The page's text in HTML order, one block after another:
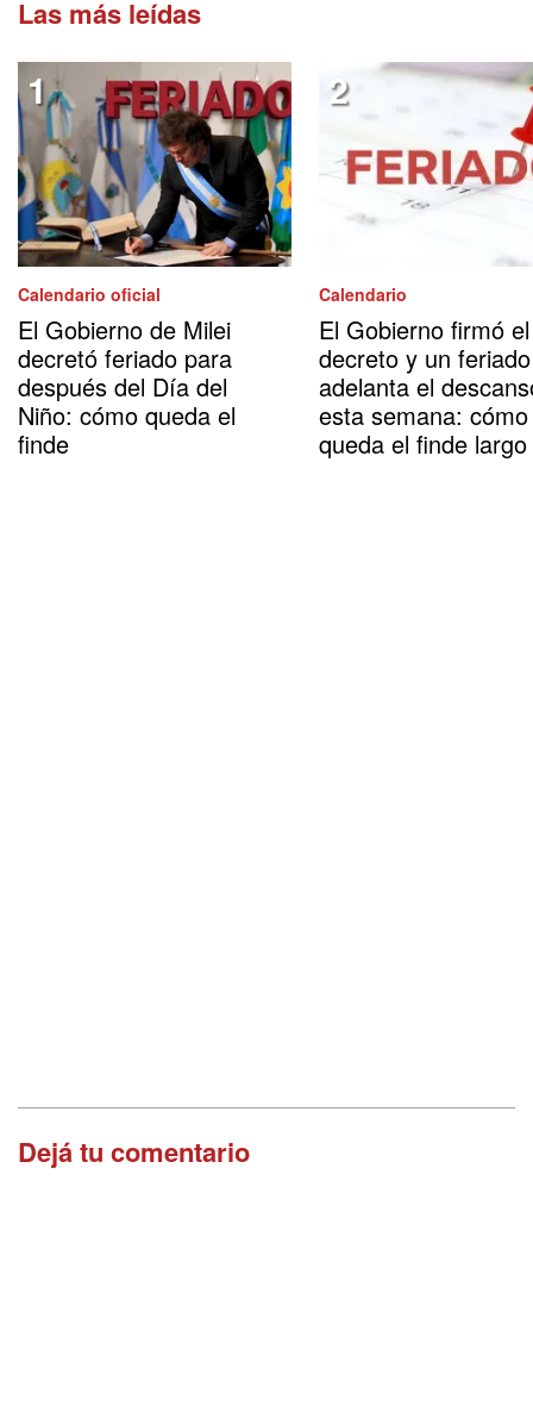
Las más leídas
Calendario oficial
El Gobierno de Milei
decretó feriado para
después del Día del
Niño: cómo queda el
finde
Calendario
El Gobierno firmó el
decreto y un feriado
adelanta el
esta semana: cómo
queda el finde largo
Dejá tu comentario